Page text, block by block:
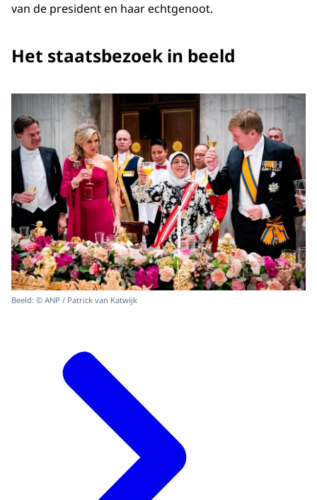
van de president en haar echtgenoot.
Het staatsbezoek in beeld
Beeld: © ANP / Patrick van Katwijk